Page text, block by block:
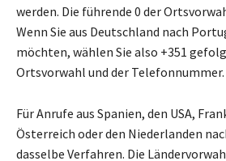
werden. Die führende 0 der
Wenn Sie aus Deutschland nach
möchten, wählen Sie also +351
Ortsvorwahl und der Telefonnummer.
Für Anrufe aus Spanien, den USA,
Österreich oder den Niederlanden
dasselbe Verfahren. Die